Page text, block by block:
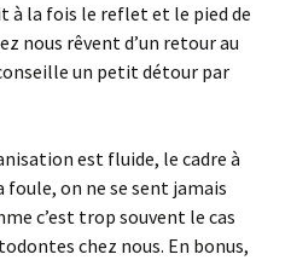
la fois le reflet et le pied de
nous rêvent d’un retour au
un petit détour par
est fluide, le cadre à
on ne se sent jamais
c’est trop souvent le cas
chez nous. En bonus,